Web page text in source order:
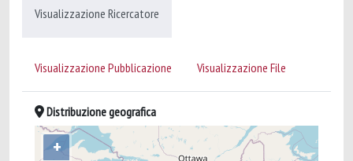
Visualizzazione Ricercatore
Visualizzazione Pubblicazione Visualizzazione File
Distribuzione geografica
+